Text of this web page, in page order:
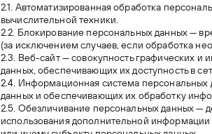
2.1. Автоматизированная обработка
вычислительной техники.
2.2. Блокирование персональных данных —
(за исключением случаев, если обработка
2.3. Веб-сайт — совокупность графических
данных, обеспечивающих их доступность в
2.4. Информационная система персональных
данных и обеспечивающих их обработку
2.5. Обезличивание персональных данных —
использования дополнительной